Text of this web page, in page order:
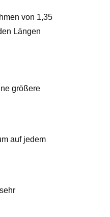
von 1,35
Längen
größere
auf jedem